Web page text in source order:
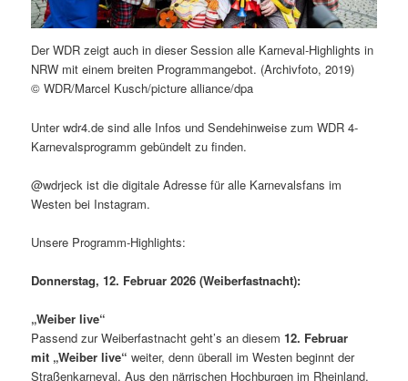
Der WDR zeigt auch in dieser Session alle Karneval-Highlights in
NRW mit einem breiten Programmangebot. (Archivfoto, 2019)
© WDR/Marcel Kusch/picture alliance/dpa
Unter wdr4.de sind alle Infos und Sendehinweise zum WDR 4-
Karnevalsprogramm gebündelt zu finden.
@wdrjeck ist die digitale Adresse für alle Karnevalsfans im
Westen bei Instagram.
Unsere Programm-Highlights:
Donnerstag, 12. Februar 2026 (Weiberfastnacht):
„Weiber live“
Passend zur Weiberfastnacht geht’s an diesem12. Februar
mit „Weiber live“ weiter, denn überall im Westen beginnt der
Straßenkarneval. Aus den närrischen Hochburgen im Rheinland,